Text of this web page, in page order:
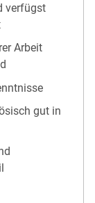
verfügst
Arbeit
gut in